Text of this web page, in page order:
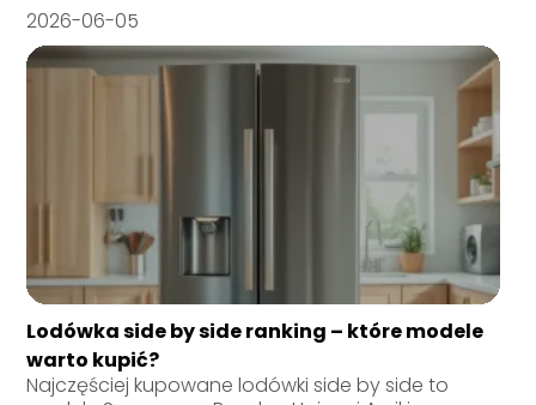
2026-06-05
Lodówka side by side ranking – które modele
warto kupić?
Najczęściej kupowane lodówki side by side to